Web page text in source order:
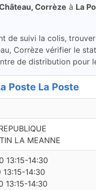
Corrèze à La
de suivi la colis,
Corrèze vérifier le
de distribution pour
Poste La Poste
LA MEANNE
13:15-14:30
14:30
13:15-14:30